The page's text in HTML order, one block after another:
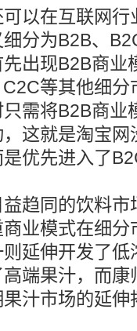
以在互联网
分为B2B、
出现B2B商业
等其他细
需将B2B商业
这就是淘宝
优先进入了
趋同的饮料
业模式在细
延伸开发了
端果汁，而
汁市场的延